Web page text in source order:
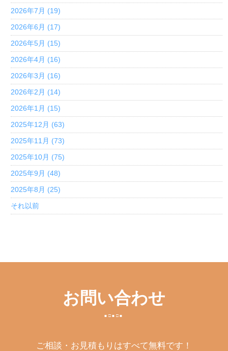
2026年7月 (19)
2026年6月 (17)
2026年5月 (15)
2026年4月 (16)
2026年3月 (16)
2026年2月 (14)
2026年1月 (15)
2025年12月 (63)
2025年11月 (73)
2025年10月 (75)
2025年9月 (48)
2025年8月 (25)
それ以前
お問い合わせ
ご相談・お見積もりはすべて無料です！